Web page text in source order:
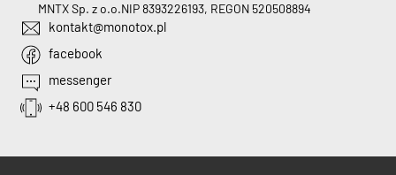
MNTX Sp. z o.o.NIP 8393226193, REGON 520508894
kontakt@monotox.pl
facebook
messenger
+48 600 546 830